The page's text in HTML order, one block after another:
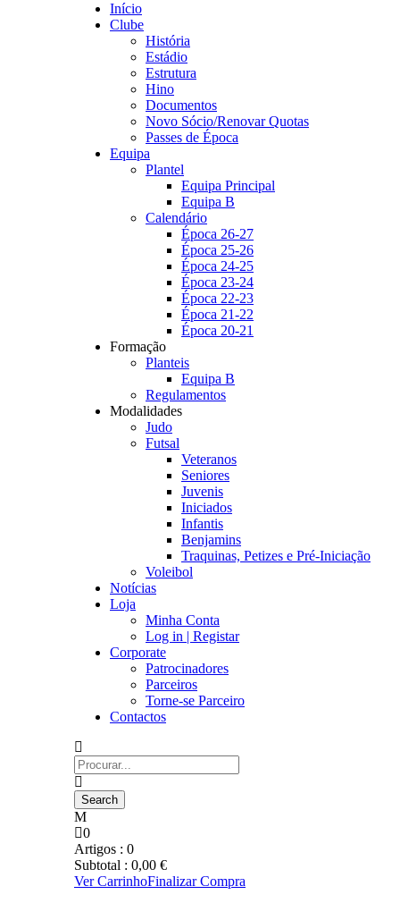
Início
Clube
História
Estádio
Estrutura
Hino
Documentos
Novo Sócio/Renovar Quotas
Passes de Época
Equipa
Plantel
Equipa Principal
Equipa B
Calendário
Época 26-27
Época 25-26
Época 24-25
Época 23-24
Época 22-23
Época 21-22
Época 20-21
Formação
Planteis
Equipa B
Regulamentos
Modalidades
Judo
Futsal
Veteranos
Seniores
Juvenis
Iniciados
Infantis
Benjamins
Traquinas, Petizes e Pré-Iniciação
Voleibol
Notícias
Loja
Minha Conta
Log in | Registar
Corporate
Patrocinadores
Parceiros
Torne-se Parceiro
Contactos
0
Artigos : 0
Subtotal : 0,00 €
Ver CarrinhoFinalizar Compra